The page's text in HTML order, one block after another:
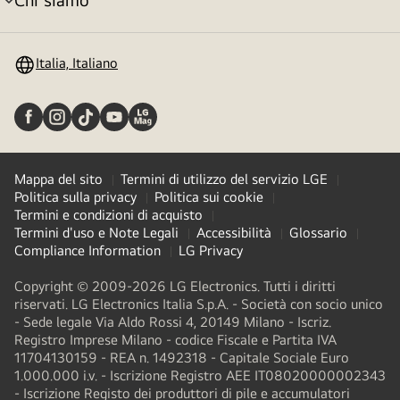
Attivazione
Italia, Italiano
Mappa del sito
Termini di utilizzo del servizio LGE
Politica sulla privacy
Politica sui cookie
Termini e condizioni di acquisto
Termini d'uso e Note Legali
Accessibilità
Glossario
Compliance Information
LG Privacy
Copyright © 2009-2026 LG Electronics. Tutti i diritti
riservati. LG Electronics Italia S.p.A. - Società con socio unico
- Sede legale Via Aldo Rossi 4, 20149 Milano - Iscriz.
Registro Imprese Milano - codice Fiscale e Partita IVA
11704130159 - REA n. 1492318 - Capitale Sociale Euro
1.000.000 i.v. - Iscrizione Registro AEE IT08020000002343​
- Iscrizione Registo dei produttori di pile e accumulatori